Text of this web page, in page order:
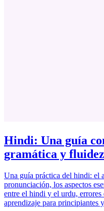
Hindi: Una guía
gramática y
Una guía práctica del hindi: el
pronunciación, los aspectos
entre el hindi y el urdu,
aprendizaje para principiantes